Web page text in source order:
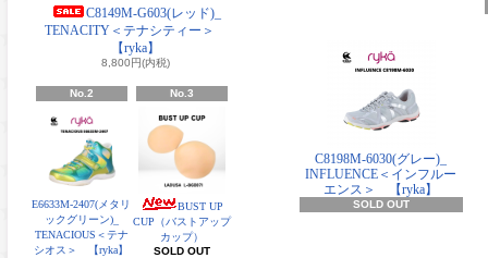
C8149M-G603(レッド)_
TENACITY＜テナシティー＞
【ryka】
8,800円(内税)
No.2
E6633M-2407(メタリ
ックグリーン)_
TENACIOUS＜テナ
シオス＞ 【ryka】
No.3
BUST UP
CUP（バストアップ
カップ）
SOLD OUT
C8198M-6030(グレー)_
INFLUENCE＜インフルー
エンス＞ 【ryka】
SOLD OUT